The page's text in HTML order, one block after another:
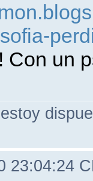
Con un
23:04:24